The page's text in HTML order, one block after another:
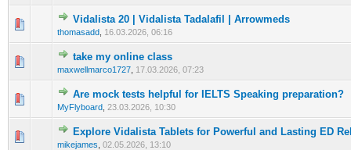
Vidalista 20 | Vidalista Tadalafil | Arrowmeds
thomasadd 16.03.2026, 06:16
0 Bewertung(en) - 0 von 5 durchschnittlich
1234 5
take my online class
maxwellmarco1727 17.03.2026, 07:23
0 Bewertung(en) - 0 von 5 durchschnittlich
12
Are mock tests helpful for IELTS Speaking preparation?
MyFlyboard 23.03.2026, 10:30
0 Bewertung(en) - 0 von 5 durchschnittlich
1234 5
Explore Vidalista Tablets for Powerful and Lasting ED
mikejames 02.05.2026, 13:10
0 Bewertung(en) - 0 von 5 durchschnittlich
12345